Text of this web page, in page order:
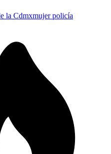
la Cdmxmujer policía